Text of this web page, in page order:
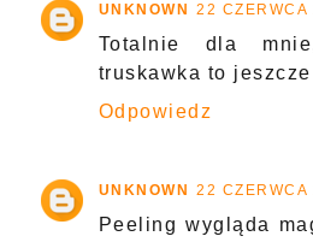
UNKNOWN 22
Totalnie dla
truskawka to
Odpowiedz
UNKNOWN 22
Peeling wygląda